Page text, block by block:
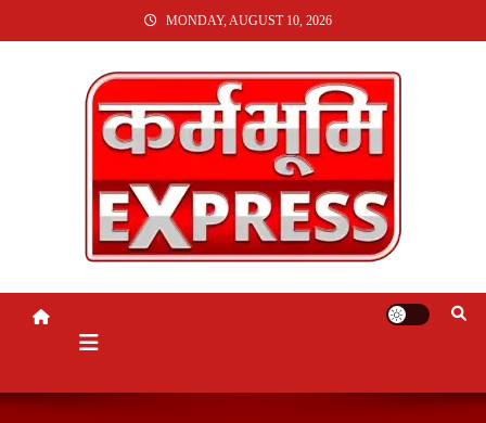
TO
MONDAY, AUGUST 10, 2026
KARMABHUMI EXPRESS